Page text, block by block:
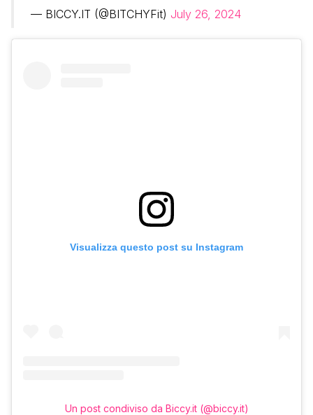
— BICCY.IT (@BITCHYFit) July 26, 2024
Visualizza questo post su Instagram
Un post condiviso da Biccy.it (@biccy.it)